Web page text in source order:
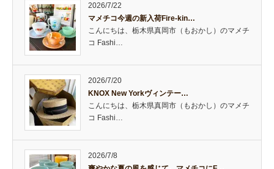
2026/7/22
マメチコ今週の新入荷Fire-kin…
こんにちは、栃木県真岡市（もおかし）のマメチ
コ Fashi…
2026/7/20
KNOX New Yorkヴィンテー…
こんにちは、栃木県真岡市（もおかし）のマメチ
コ Fashi…
2026/7/8